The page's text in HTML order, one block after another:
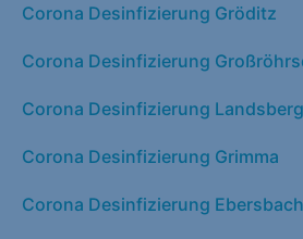
Corona Desinfizierung Gröditz
Corona Desinfizierung
Corona Desinfizierung Landsberg
Corona Desinfizierung Grimma
Corona Desinfizierung